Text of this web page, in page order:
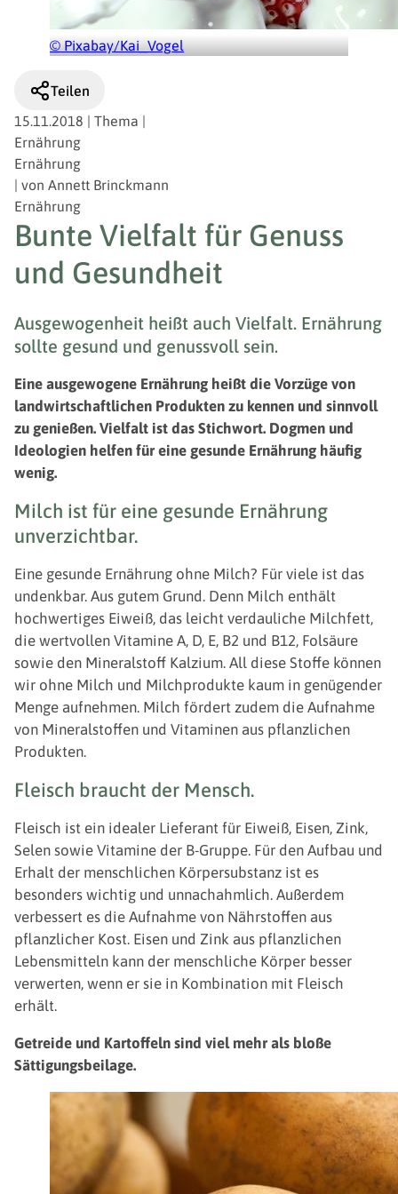
© Pixabay/Kai_Vogel
Teilen
15.11.2018 | Thema |
Ernährung
Ernährung
| von Annett Brinckmann
Ernährung
Bunte Vielfalt für Genuss
und Gesundheit
Ausgewogenheit heißt auch Vielfalt. Ernährung
sollte gesund und genussvoll sein.
Eine ausgewogene Ernährung heißt die Vorzüge von
landwirtschaftlichen Produkten zu kennen und sinnvoll
zu genießen. Vielfalt ist das Stichwort. Dogmen und
Ideologien helfen für eine gesunde Ernährung häufig
wenig.
Milch ist für eine gesunde Ernährung
unverzichtbar.
Eine gesunde Ernährung ohne Milch? Für viele ist das
undenkbar. Aus gutem Grund. Denn Milch enthält
hochwertiges Eiweiß, das leicht verdauliche Milchfett,
die wertvollen Vitamine A, D, E, B2 und B12, Folsäure
sowie den Mineralstoff Kalzium. All diese Stoffe können
wir ohne Milch und Milchprodukte kaum in genügender
Menge aufnehmen. Milch fördert zudem die Aufnahme
von Mineralstoffen und Vitaminen aus pflanzlichen
Produkten.
Fleisch braucht der Mensch.
Fleisch ist ein idealer Lieferant für Eiweiß, Eisen, Zink,
Selen sowie Vitamine der B-Gruppe. Für den Aufbau und
Erhalt der menschlichen Körpersubstanz ist es
besonders wichtig und unnachahmlich. Außerdem
verbessert es die Aufnahme von Nährstoffen aus
pflanzlicher Kost. Eisen und Zink aus pflanzlichen
Lebensmitteln kann der menschliche Körper besser
verwerten, wenn er sie in Kombination mit Fleisch
erhält.
Getreide und Kartoffeln sind viel mehr als bloße
Sättigungsbeilage.